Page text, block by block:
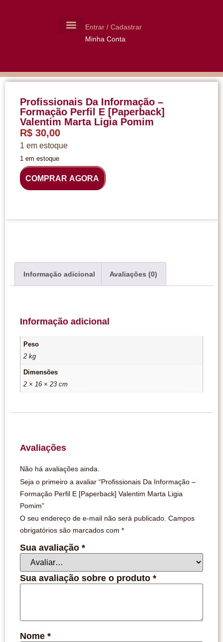
Entrar / Cadastrar
Minha Conta
Informação adicional Avaliações (0)
Informação adicional
Peso
2 kg
Dimensões
2 × 16 × 23 cm
Avaliações
Não há avaliações ainda.
Seja o primeiro a avaliar “Profissionais Da Informação –
Formação Perfil E [Paperback] Valentim Marta Ligia
Pomim”
O seu endereço de e-mail não será publicado. Campos
obrigatórios são marcados com *
Sua avaliação *
Sua avaliação sobre o produto *
Nome *
Profissionais Da Informação –
Formação Perfil E [Paperback]
Valentim Marta Ligia Pomim
R$ 30,00
1 em estoque
1 em estoque
COMPRAR AGORA